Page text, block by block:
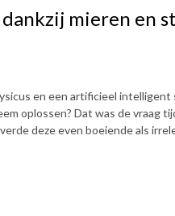
mieren en
en een artificieel
oplossen? Dat was de vraag
deze even boeiende als